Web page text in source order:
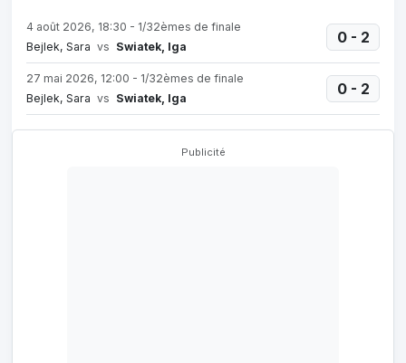
4 août 2026, 18:30 - 1/32èmes de finale
Bejlek, Sara vs Swiatek, Iga
0 - 2
27 mai 2026, 12:00 - 1/32èmes de finale
Bejlek, Sara vs Swiatek, Iga
0 - 2
Publicité